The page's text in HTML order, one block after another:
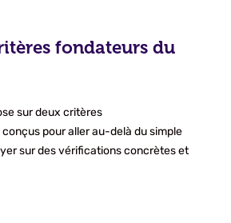
fondateurs du
sur deux critères
pour aller au-delà du simple
sur des vérifications concrètes et